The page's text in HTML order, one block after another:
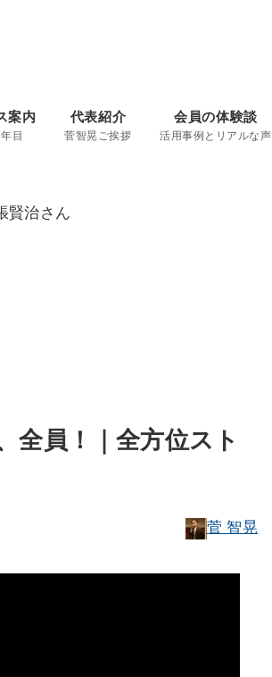
案内
目
代表紹介
菅智晃ご挨拶
会員の体験談
活用事例とリアルな声
賢治さん
全員！｜全方位スト
菅 智晃